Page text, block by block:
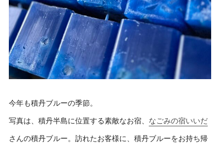
今年も積丹ブルーの季節。
写真は、積丹半島に位置する素敵なお宿、 なごみの宿いいだ
さんの積丹ブルー。訪れたお客様に、積丹ブルーをお持ち帰